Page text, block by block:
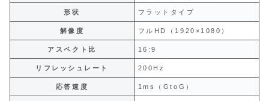
形状 フラットタイプ
解像度 フルHD（1920×1080）
アスペクト比 16:9
リフレッシュレート 200Hz
応答速度 1ms（GtoG）